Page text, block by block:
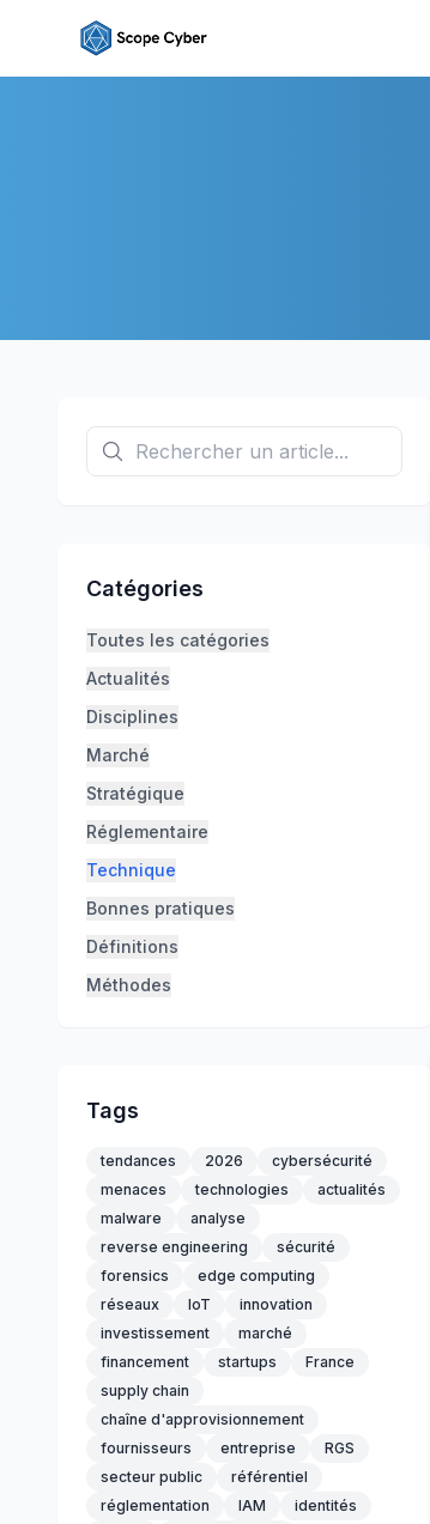
Catégories
Toutes les catégories
Actualités
Disciplines
Marché
Stratégique
Réglementaire
Technique
Bonnes pratiques
Définitions
Méthodes
Tags
tendances 2026
cybersécurité
menaces
technologies
actualités
malware
analyse
reverse engineering
sécurité
forensics
edge computing
réseaux
IoT
innovation
investissement
marché
financement
startups
France
supply chain
chaîne d'approvisionnement
fournisseurs
entreprise
RGS
secteur public
référentiel
réglementation
IAM
identités